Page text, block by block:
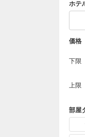
ホテ
価格
下限
上限
部屋